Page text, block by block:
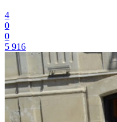
4
0
0
5 916